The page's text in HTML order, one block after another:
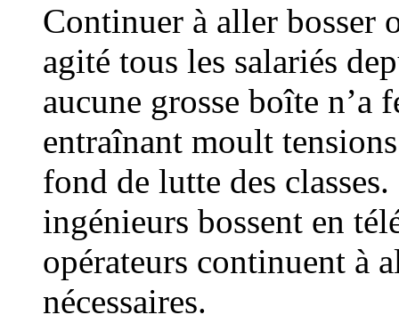
Continuer à aller bosser
agité tous les salariés
aucune grosse boîte n’a
entraînant moult
fond de lutte des
ingénieurs bossent en
opérateurs continuent à
nécessaires.